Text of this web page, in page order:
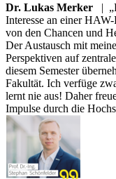
Dr. Lukas Merker |
Interesse an einer
von den Chancen und
Der Austausch mit
Perspektiven auf
diesem Semester
Fakultät. Ich verfüge
lernt nie aus! Daher
Impulse durch die